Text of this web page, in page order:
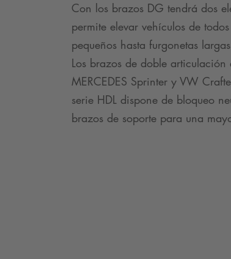
Con los brazos DG tendrá dos
permite elevar vehículos de
pequeños hasta furgonetas
Los brazos de doble
MERCEDES Sprinter y VW
serie HDL dispone de bloqueo
brazos de soporte para una